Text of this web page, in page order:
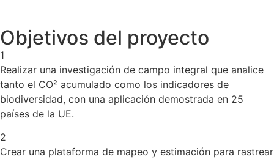
Objetivos del proyecto
1
Realizar una investigación de campo integral que analice
tanto el CO² acumulado como los indicadores de
biodiversidad, con una aplicación demostrada en 25
países de la UE.
2
Crear una plataforma de mapeo y estimación para rastrear